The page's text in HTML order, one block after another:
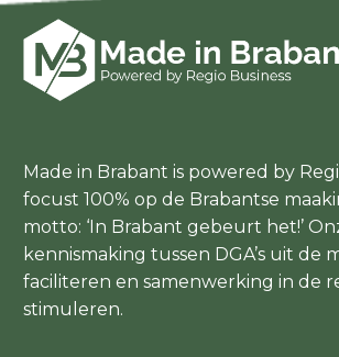
Made in Brabant is powered by
focust 100% op de Brabantse
motto: ‘In Brabant gebeurt het!’
kennismaking tussen DGA’s uit de
faciliteren en samenwerking in de
stimuleren.